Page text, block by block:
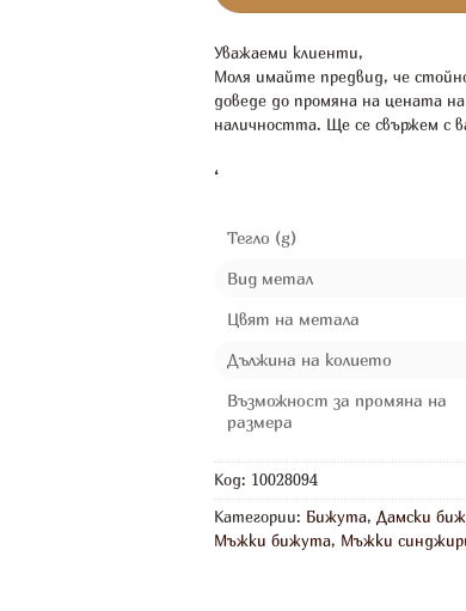
Уважаеми клиенти,
Моля имайте предвид, че
доведе до промяна на цената
наличността. Ще се свържем с
‘
Тегло (g)
Вид метал
Цвят на метала
Дължина на колието
Възможност за промяна на
размера
Код: 10028094
Категории: Бижута, Дамски
Мъжки бижута, Мъжки